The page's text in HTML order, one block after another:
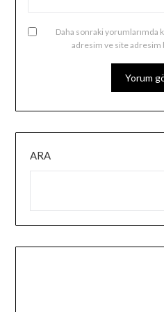
Daha sonraki yorumlarımda
adresim ve site adresim
ARA